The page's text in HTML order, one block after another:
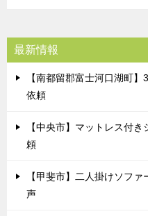
最新情報
【南都留郡富士河口湖町
依頼
【中央市】マットレス付
頼
【甲斐市】二人掛けソフ
声